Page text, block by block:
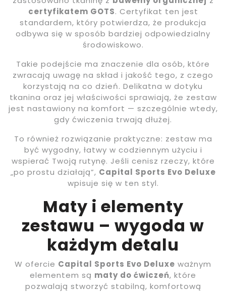
certyfikatem GOTS. Certyfikat ten jest
standardem, który potwierdza, że produkcja
odbywa się w sposób bardziej odpowiedzialny
środowiskowo.
Takie podejście ma znaczenie dla osób, które
zwracają uwagę na skład i jakość tego, z czego
korzystają na co dzień. Delikatna w dotyku
tkanina oraz jej właściwości sprawiają, że zestaw
jest nastawiony na komfort — szczególnie wtedy,
gdy ćwiczenia trwają dłużej.
To również rozwiązanie praktyczne: zestaw ma
być wygodny, łatwy w codziennym użyciu i
wspierać Twoją rutynę. Jeśli cenisz rzeczy, które
„po prostu działają”, Capital Sports Evo Deluxe
wpisuje się w ten styl.
Maty i elementy
zestawu – wygoda w
każdym detalu
W ofercie Capital Sports Evo Deluxe ważnym
elementem są maty do ćwiczeń, które
pozwalają stworzyć stabilną, komfortową